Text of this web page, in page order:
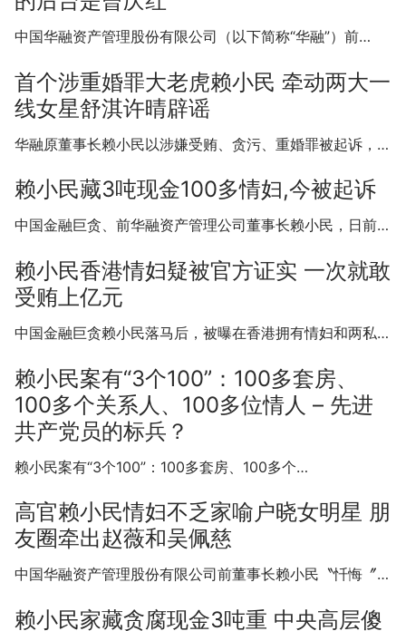
中国华融资产管理股份有限公司（以下简称“华融”）前…
首个涉重婚罪大老虎赖小民 牵动两大一
线女星舒淇许晴辟谣
华融原董事长赖小民以涉嫌受贿、贪污、重婚罪被起诉，…
赖小民藏3吨现金100多情妇,今被起诉
中国金融巨贪、前华融资产管理公司董事长赖小民，日前…
赖小民香港情妇疑被官方证实 一次就敢
受贿上亿元
中国金融巨贪赖小民落马后，被曝在香港拥有情妇和两私…
赖小民案有“3个100”：100多套房、
100多个关系人、100多位情人 – 先进
共产党员的标兵？
赖小民案有“3个100”：100多套房、100多个…
高官赖小民情妇不乏家喻户晓女明星 朋
友圈牵出赵薇和吴佩慈
中国华融资产管理股份有限公司前董事长赖小民〝忏悔〞…
赖小民家藏贪腐现金3吨重 中央高层傻